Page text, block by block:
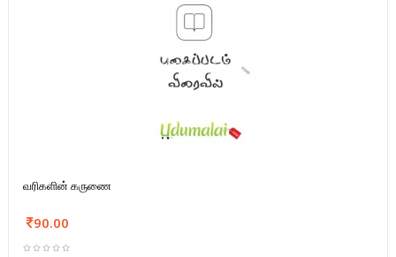
வரிகளின் கருணை
90.00